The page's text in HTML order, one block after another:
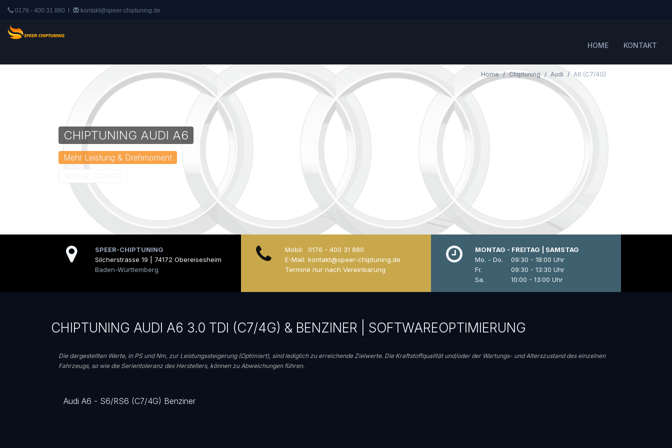
0176 - 400 31 880 kontakt@speer-chiptuning.de
HOME KONTAKT
CHIPTUNING AUDI A6
Mehr Leistung & Drehmoment
Home Chiptuning Audi A6 (C7/4G)
SPEER-CHIPTUNING
Silcherstrasse 19 | 74172 Obereisesheim
Baden-Württemberg
Mobil:
0176 - 400 31 880
E-Mail: kontakt@speer-chiptuning.de
Termine nur nach Vereinbarung
MONTAG - FREITAG | SAMSTAG
Mo. - Do.
09:30 - 18:00 Uhr
Fr.
09:30 - 13:30 Uhr
Sa.
10:00 - 13:00 Uhr
CHIPTUNING AUDI A6 3.0 TDI (C7/4G) & BENZINER | SOFTWAREOPTIMIERUNG
Die dargestellten Werte, in PS und Nm, zur Leistungssteigerung (Optimiert), sind lediglich zu erreichende Zielwerte. Die Kraftstoffqualität und/oder der Wartungs- und Alterszustand des einzelnen
Fahrzeugs, so wie die Serientoleranz des Herstellers, können zu Abweichungen führen.
Audi A6 - S6/RS6 (C7/4G) Benziner